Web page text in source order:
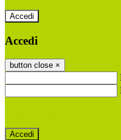
Accedi
Accedi
button close ×